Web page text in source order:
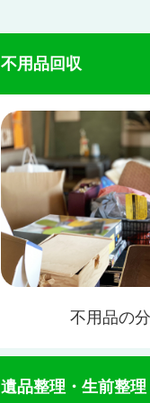
不用品回収
不用品の
遺品整理・生前整